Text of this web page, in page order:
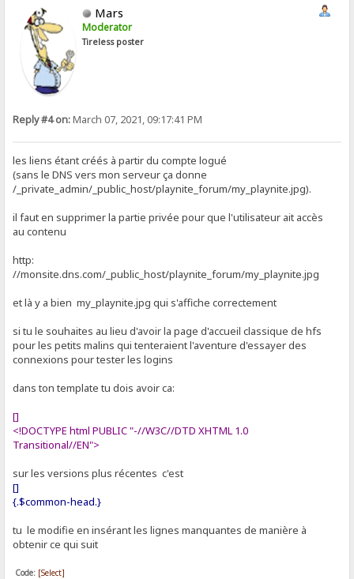
Mars
Moderator
Tireless poster
Reply #4 on:March 07, 2021, 09:17:41 PM
les liens étant créés à partir du compte logué
(sans le DNS vers mon serveur ça donne
/_private_admin/_public_host/playnite_forum/my_playnite.jpg).
il faut en supprimer la partie privée pour que l'utilisateur ait accès
au contenu
http:
//monsite.dns.com/_public_host/playnite_forum/my_playnite.jpg
et là y a bien my_playnite.jpg qui s'affiche correctement
si tu le souhaites au lieu d'avoir la page d'accueil classique de hfs
pour les petits malins qui tenteraient l'aventure d'essayer des
connexions pour tester les logins
dans ton template tu dois avoir ca:
[]
<!DOCTYPE html PUBLIC "-//W3C//DTD XHTML 1.0
Transitional//EN">
sur les versions plus récentes c'est
[]
{.$common-head.}
tu le modifie en insérant les lignes manquantes de manière à
obtenir ce qui suit
Code: [Select]